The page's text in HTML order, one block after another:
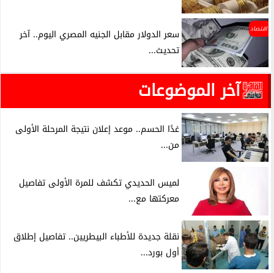
اقتصاد
سعر الدولار مقابل الجنيه المصري اليوم.. آخر
تحديث...
آخر الموضوعات
غدًا الحسم.. موعد إعلان نتيجة المرحلة الأولى
من...
لميس الحديدي تكشف للمرة الأولى تفاصيل
معركتها مع...
نقلة جديدة للأطباء البيطريين.. تفاصيل إطلاق
أول بورد...